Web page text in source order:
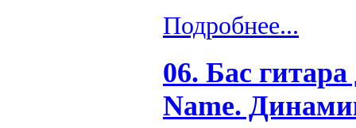
Подробнее...
06. Бас
Name.